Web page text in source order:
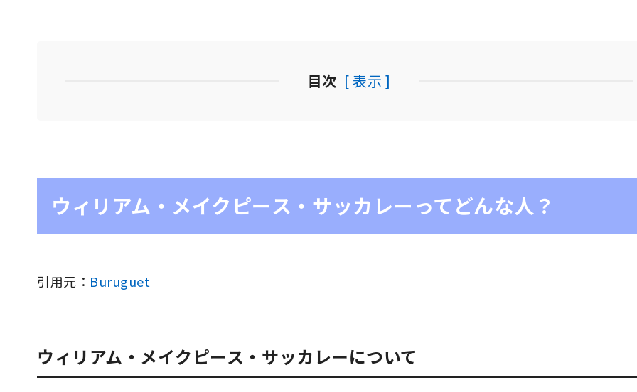
目次 [ 表示 ]
ウィリアム・メイクピース・サッカレーってどんな人？
引用元： Buruguet
ウィリアム・メイクピース・サッカレーについて